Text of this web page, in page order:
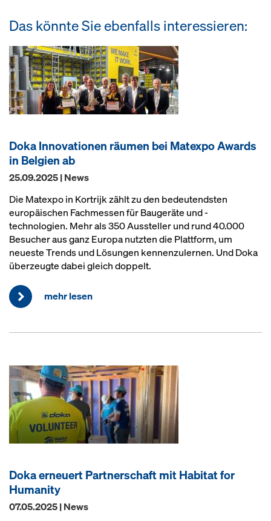
Das könnte Sie ebenfalls interessieren:
Doka Innovationen räumen bei Matexpo Awards
in Belgien ab
25.09.2025 | News
Die Matexpo in Kortrijk zählt zu den bedeutendsten
europäischen Fachmessen für Baugeräte und -
technologien. Mehr als 350 Aussteller und rund 40.000
Besucher aus ganz Europa nutzten die Plattform, um
neueste Trends und Lösungen kennenzulernen. Und Doka
überzeugte dabei gleich doppelt.
mehr lesen
Doka erneuert Partnerschaft mit Habitat for
Humanity
07.05.2025 | News